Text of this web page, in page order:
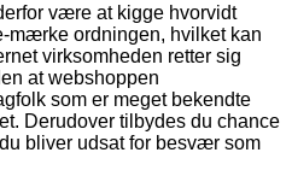
være at kigge hvorvidt
mærke ordningen, hvilket kan
virksomheden retter sig
at webshoppen
som er meget bekendte
Derudover tilbydes du chance
bliver udsat for besvær som